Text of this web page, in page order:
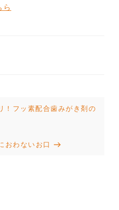
ら
！フッ素配合歯みがき剤の
おわないお口